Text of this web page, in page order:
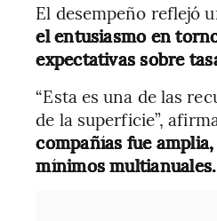
El desempeño reflejó
el entusiasmo en
expectativas sobre
“Esta es una de las
de la superficie”,
compañías fue
mínimos multianuales.